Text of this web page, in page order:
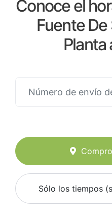
Conoce el
Fuente
Planta
Sólo los tiempos